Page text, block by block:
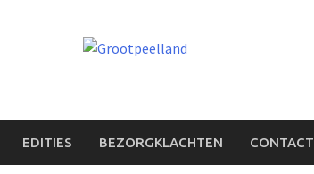
EDITIES BEZORGKLACHTEN CONTACT